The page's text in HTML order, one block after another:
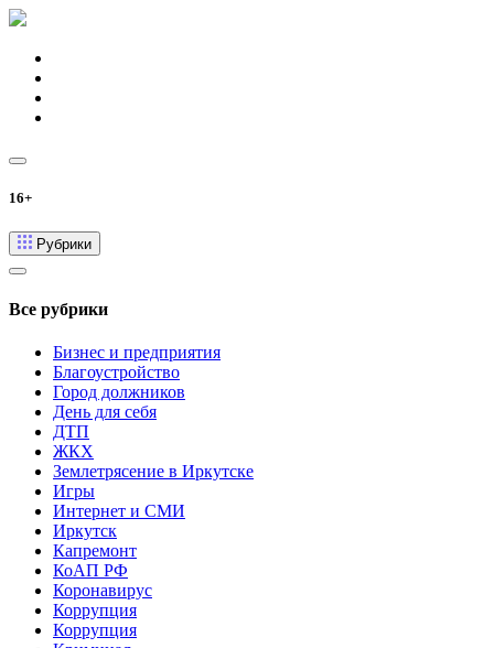
16+
Рубрики
Все рубрики
Бизнес и предприятия
Благоустройство
Город должников
День для себя
ДТП
ЖКХ
Землетрясение в Иркутске
Игры
Интернет и СМИ
Иркутск
Капремонт
КоАП РФ
Коронавирус
Коррупция
Коррупция